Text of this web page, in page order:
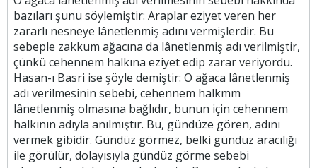
bazıları şunu söylemiştir: Araplar eziyet veren her
zararlı nesneye lânetlenmiş adını vermişlerdir. Bu
sebeple zakkum ağacına da lânetlenmiş adı verilmiştir,
çünkü cehennem halkına eziyet edip zarar veriyordu.
Hasan-ı Basri ise şöyle demiştir: O ağaca lânetlenmiş
adı verilmesinin sebebi, cehennem halkmm
lânetlenmiş olmasına bağlıdır, bunun için cehennem
halkının adıyla anılmıştır. Bu, gündüze gören, adını
vermek gibidir. Gündüz görmez, belki gündüz aracılığı
ile görülür, dolayısıyla gündüz görme sebebi